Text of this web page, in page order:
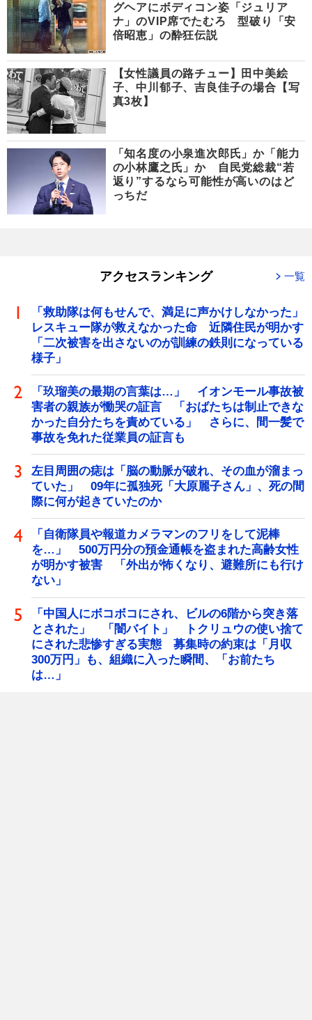
グヘアにボディコン姿「ジュリア
ナ」のVIP席でたむろ 型破り「安
倍昭恵」の酔狂伝説
【女性議員の路チュー】田中美絵
子、中川郁子、吉良佳子の場合【写
真3枚】
「知名度の小泉進次郎氏」か「能力
の小林鷹之氏」か 自民党総裁“若
返り”するなら可能性が高いのはど
っちだ
アクセスランキング 一覧
「救助隊は何もせんで、満足に声かけしなかった」
レスキュー隊が救えなかった命 近隣住民が明かす
「二次被害を出さないのが訓練の鉄則になっている
様子」
「玖瑠美の最期の言葉は…」 イオンモール事故被
害者の親族が慟哭の証言 「おばたちは制止できな
かった自分たちを責めている」 さらに、間一髪で
事故を免れた従業員の証言も
左目周囲の痣は「脳の動脈が破れ、その血が溜まっ
ていた」 09年に孤独死「大原麗子さん」、死の間
際に何が起きていたのか
「自衛隊員や報道カメラマンのフリをして泥棒
を…」 500万円分の預金通帳を盗まれた高齢女性
が明かす被害 「外出が怖くなり、避難所にも行け
ない」
「中国人にボコボコにされ、ビルの6階から突き落
とされた」 「闇バイト」 トクリュウの使い捨て
にされた悲惨すぎる実態 募集時の約束は「月収
300万円」も、組織に入った瞬間、「お前たち
は…」